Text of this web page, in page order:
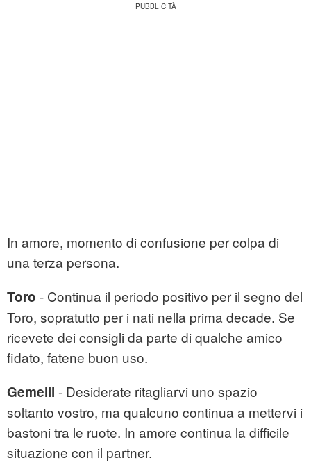
In amore, momento di confusione per colpa di
una terza persona.
Toro - Continua il periodo positivo per il segno del
Toro, sopratutto per i nati nella prima decade. Se
ricevete dei consigli da parte di qualche amico
fidato, fatene buon uso.
Gemelli - Desiderate ritagliarvi uno spazio
soltanto vostro, ma qualcuno continua a mettervi i
bastoni tra le ruote. In amore continua la difficile
situazione con il partner.